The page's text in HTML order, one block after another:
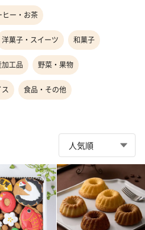
ヒー・お茶
洋菓子・スイーツ 和菓子
工品 野菜・果物
食品・その他